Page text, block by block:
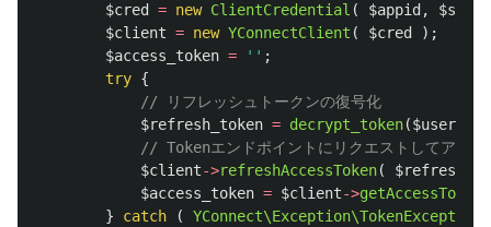
$cred
= new ClientCredential ( $appid ,
$client = new YConnectClient ( $cred
);
$access_token = '' ;
try {
// リフレッシュトークンの復号化
$refresh_token = decrypt_token($user_id
// Tokenエンドポイントにリクエストしてアクセ
$client->refreshAccessToken(
$access_token = $client->getAccessToken
}
catch (
YConnect\Exception\TokenException